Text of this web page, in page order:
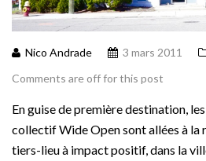
Nico Andrade 3 mars 2011
Comments are off for this post
En guise de première destination,
collectif Wide Open sont allées à la
tiers-lieu à impact positif, dans la